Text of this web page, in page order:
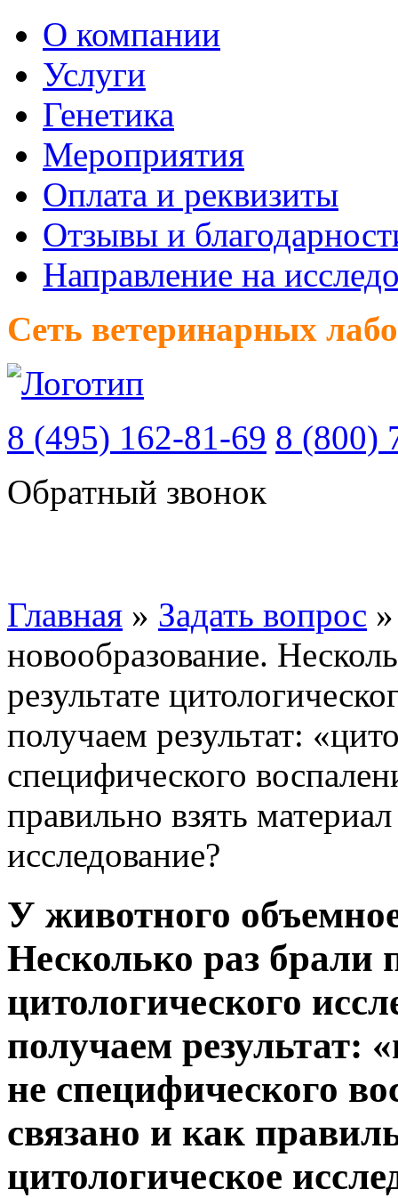
О компании
Услуги
Генетика
Мероприятия
Оплата и реквизиты
Отзывы и
Направление на
Сеть ветеринарных
8 (495) 162-81-69 8 (800)
Обратный звонок
Главная » Задать вопрос
новообразование.
результате
получаем результат:
специфического
правильно взять
исследование?
У животного
Несколько раз брали
цитологического
получаем результат:
не специфического
связано и как
цитологическое